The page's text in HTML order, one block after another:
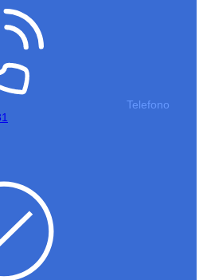
Telefono